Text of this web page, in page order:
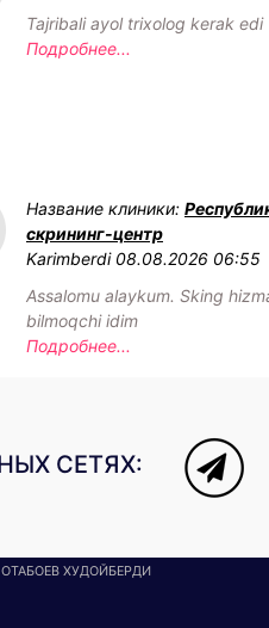
Tajribali ayol trixolog kerak edi
Подробнее...
Название клиники:
скрининг-центр
Karimberdi 08.08.2026 06:55
Assalomu alaykum. Sking
bilmoqchi idim
Подробнее...
СЕТЯХ:
ОТАБОЕВ ХУДОЙБЕРДИ